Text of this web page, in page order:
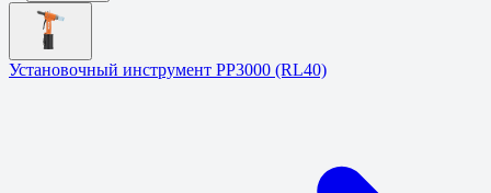
Установочный инструмент PP3000 (RL40)